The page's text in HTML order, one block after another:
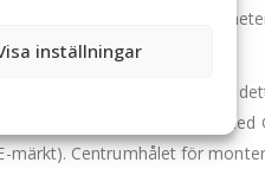
inställningar
på en skärande del.
köra den.
delen. Vikten ligger trots
CE-godkänd tillsammans
Centrumhålet för